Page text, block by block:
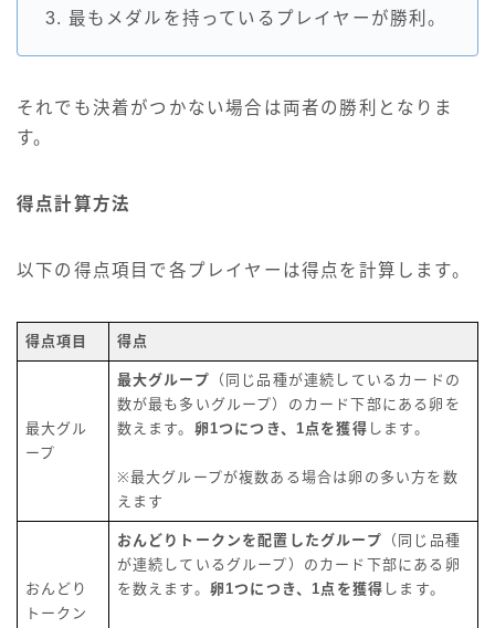
3. 最もメダルを持っているプレイヤーが勝利。
それでも決着がつかない場合は両者の勝利となりま
す。
得点計算方法
以下の得点項目で各プレイヤーは得点を計算します。
得点項目 得点
最大グル
ープ
最大グループ （同じ品種が連続しているカードの
数が最も多いグループ）のカード下部にある卵を
数えます。 卵1つにつき、1点を獲得 します。
※最大グループが複数ある場合は卵の多い方を数
えます
おんどり
トークン
おんどりトークンを配置したグループ （同じ品種
が連続しているグループ）のカード下部にある卵
を数えます。 卵1つにつき、1点を獲得 します。